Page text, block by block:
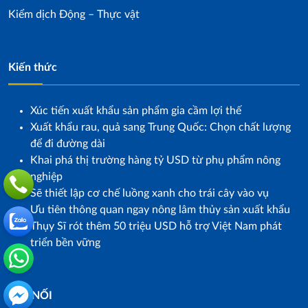
Kiểm dịch Động – Thực vật
Kiến thức
Xúc tiến xuất khẩu sản phẩm gia cầm lợi thế
Xuất khẩu rau, quả sang Trung Quốc: Chọn chất lượng
để đi đường dài
Khai phá thị trường hàng tỷ USD từ phụ phẩm nông
nghiệp
Sẽ thiết lập cơ chế luồng xanh cho trái cây vào vụ
Ưu tiên thông quan ngay nông lâm thủy sản xuất khẩu
Thụy Sĩ rót thêm 50 triệu USD hỗ trợ Việt Nam phát
triển bền vững
KẾT NỐI